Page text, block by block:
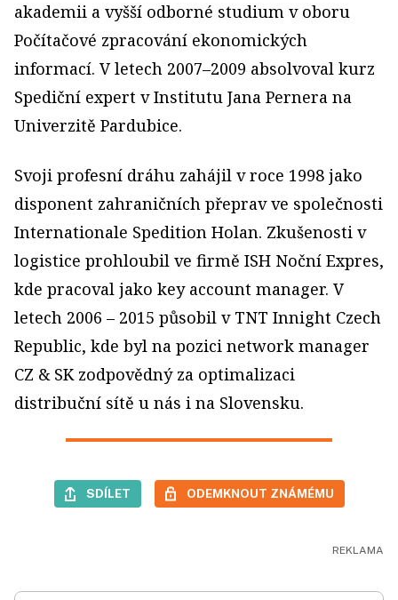
akademii a vyšší odborné studium v oboru
Počítačové zpracování ekonomických
informací. V letech 2007–2009 absolvoval kurz
Spediční expert v Institutu Jana Pernera na
Univerzitě Pardubice.
Svoji profesní dráhu zahájil v roce 1998 jako
disponent zahraničních přeprav ve společnosti
Internationale Spedition Holan. Zkušenosti v
logistice prohloubil ve firmě ISH Noční Expres,
kde pracoval jako key account manager. V
letech 2006 – 2015 působil v TNT Innight Czech
Republic, kde byl na pozici network manager
CZ & SK zodpovědný za optimalizaci
distribuční sítě u nás i na Slovensku.
SDÍLET ODEMKNOUT ZNÁMÉMU